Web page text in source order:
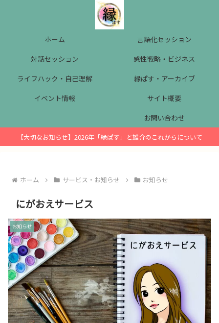
ホーム
言語化セッション
対話セッション
感性戦略・ビジネス
ライフハック・自己理解
縁ぱす・アーカイブ
イベント情報
サイト概要
お問い合わせ
【大切なお知らせ】2026年「縁ぱす」と雄介のこれからについて
ホーム サービス・お知らせ お知らせ
にがおえサービス
お知らせ